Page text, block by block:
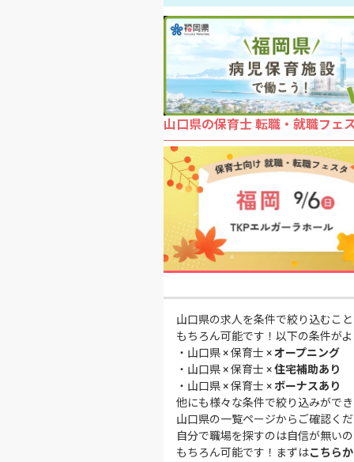
山口県の保育士 転職・就職フェ
山口県の求人を条件で絞り込むこ
もちろん可能です！以下の条件が
・ 山口県 × 保育士 ×オープニング
・ 山口県 × 保育士 ×住宅補助あり
・ 山口県 × 保育士 ×ボーナスあり
他にも様々な条件で絞り込みがで
山口県の一覧ページからご確認く
自分で職場を探すのは自信が無い
もちろん可能です！まずはこちら